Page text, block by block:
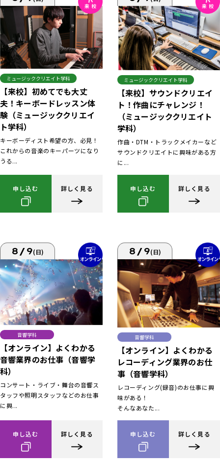
ミュージッククリエイト学科
【来校】初めてでも大丈
夫！キーボードレッスン体
験（ミュージッククリエイ
ト学科）
キーボーディスト希望の方、必見！
これからの音楽のキーパーツになり
うる...
申し込む 詳しく見る
ミュージッククリエイト学科
【来校】サウンドクリエイ
ト！作曲にチャレンジ！
（ミュージッククリエイト
学科）
作曲・DTM・トラックメイカーなど
サウンドクリエイトに興味がある方
に...
申し込む 詳しく見る
8/9(日)
音響学科
【オンライン】よくわかる
音響業界のお仕事（音響学
科）
コンサート・ライブ・舞台の音響ス
タッフや照明スタッフなどのお仕事
に興...
申し込む 詳しく見る
8/9(日)
音響学科
【オンライン】よくわかる
レコーディング業界のお仕
事（音響学科）
レコーディング(録音)のお仕事に興
味がある！
そんなあなた...
申し込む 詳しく見る